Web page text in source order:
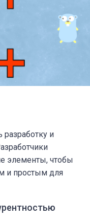
разработку и
элементы, чтобы
и простым для